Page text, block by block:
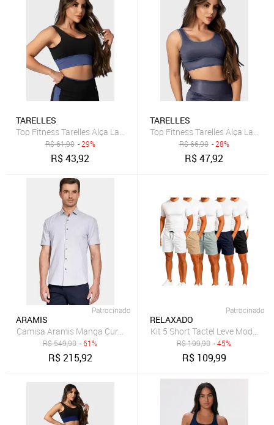
TARELLES
Top Fitness Tarelles Alça Larga Forrado Preto e Azul
R$61,90 - 29%
R$43,92
TARELLES
Top Fitness Tarelles Alça Larga
R$66,90 - 28%
R$47,92
Patrocinado
ARAMIS
Camisa Aramis Manga Curta Slim Algodão Flame Soft Marinho
R$549,90 - 61%
R$215,92
Patrocinado
RELAXADO
Kit 5 Short Tactel Leve Moda
R$199,90 - 45%
R$ 109,99